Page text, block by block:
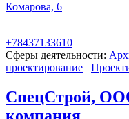
Комарова, 6
+78437133610
Сферы деятельности:
проектирование
СпецСтрой,